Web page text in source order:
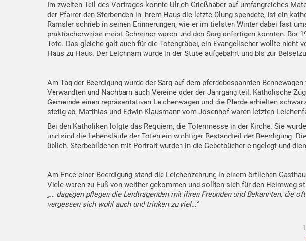
Im zweiten Teil des Vortrages konnte Ulrich Grießhaber auf umfangreiches
der Pfarrer den Sterbenden in ihrem Haus die letzte Ölung spendete, ist ein
Ramsler schrieb in seinen Erinnerungen, wie er im tiefsten Winter dabei fast
praktischerweise meist Schreiner waren und den Sarg anfertigen konnten. Bis
Tote. Das gleiche galt auch für die Totengräber, ein Evangelischer wollte nicht
Haus zu Haus. Der Leichnam wurde in der Stube aufgebahrt und bis zur
Am Tag der Beerdigung wurde der Sarg auf dem pferdebespannten
Verwandten und Nachbarn auch Vereine oder der Jahrgang teil. Katholische
Gemeinde einen repräsentativen Leichenwagen und die Pferde erhielten
stetig ab, Matthias und Edwin Klausmann vom Josenhof waren letzten
Bei den Katholiken folgte das Requiem, die Totenmesse in der Kirche. Sie
und sind die Lebensläufe der Toten ein wichtiger Bestandteil der Beerdigung.
üblich. Sterbebildchen mit Portrait wurden in die Gebetbücher eingelegt und
Am Ende einer Beerdigung stand die Leichenzehrung in einem örtlichen
Viele waren zu Fuß von weither gekommen und sollten sich für den Heimweg
„… dagegen pflegen die Leidtragenden mit ihren Freunden und Bekannten, die
vergessen sich wohl auch und trinken zu viel…“